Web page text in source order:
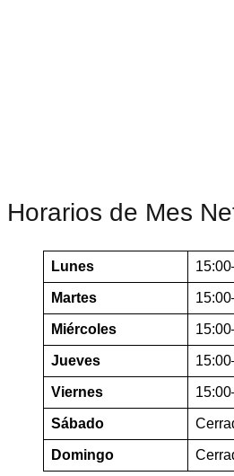
Horarios de Mes
Lunes
Martes
Miércoles
Jueves
Viernes
Sábado
Domingo